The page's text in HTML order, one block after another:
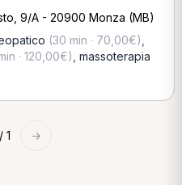
9/A - 20900 Monza (MB)
(30 min · 70,00€)
· 120,00€) massoterapia
/ 1 →